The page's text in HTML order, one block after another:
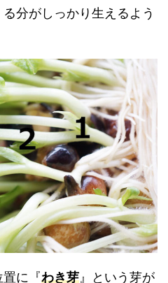
分がしっかり生えるよう
に『わき芽 』という芽が